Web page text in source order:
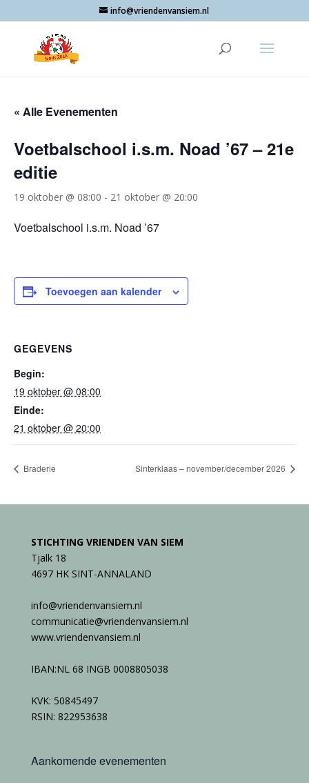
info@vriendenvansiem.nl
« Alle Evenementen
Voetbalschool i.s.m. Noad ’67 – 21e
editie
19 oktober @ 08:00 - 21 oktober @ 20:00
Voetbalschool i.s.m. Noad ’67
Toevoegen aan kalender
GEGEVENS
Begin:
19 oktober @ 08:00
Einde:
21 oktober @ 20:00
Braderie Sinterklaas – november/december 2026
STICHTING VRIENDEN VAN SIEM
Tjalk 18
4697 HK SINT-ANNALAND
info@vriendenvansiem.nl
communicatie@vriendenvansiem.nl
www.vriendenvansiem.nl
IBAN:NL 68 INGB 0008805038
KVK: 50845497
RSIN: 822953638
Aankomende evenementen